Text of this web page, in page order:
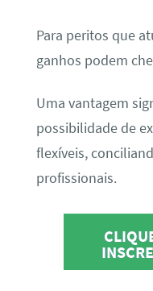
Para peritos que
ganhos podem
Uma vantagem
possibilidade de
flexíveis,
profissionais.